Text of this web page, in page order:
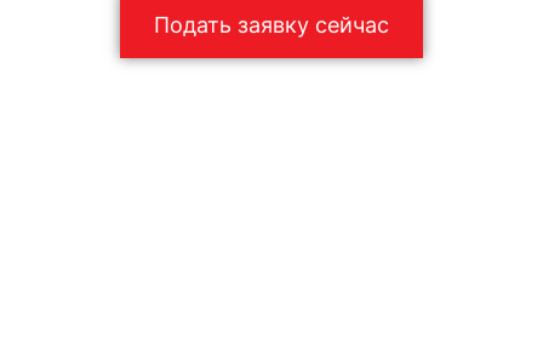
Подать заявку сейчас